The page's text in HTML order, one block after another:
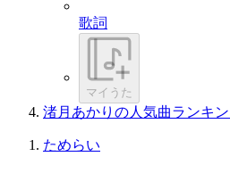
歌詞
マイうた
渚月あかりの人気曲ランキ
ためらい